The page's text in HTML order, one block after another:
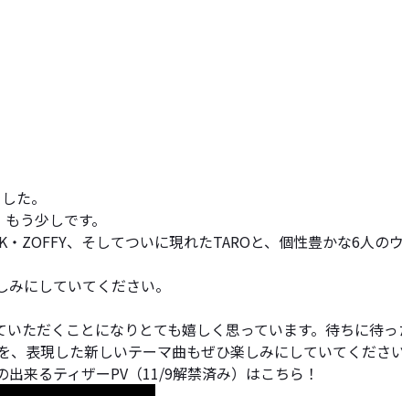
た。
う少しです。
・ZOFFY、そしてついに現れたTAROと、個性豊かな6人
にしていてください。
ただくことになりとても嬉しく思っています。待ちに待
表現した新しいテーマ曲もぜひ楽しみにしていてください
来るティザーPV（11/9解禁済み）はこちら！